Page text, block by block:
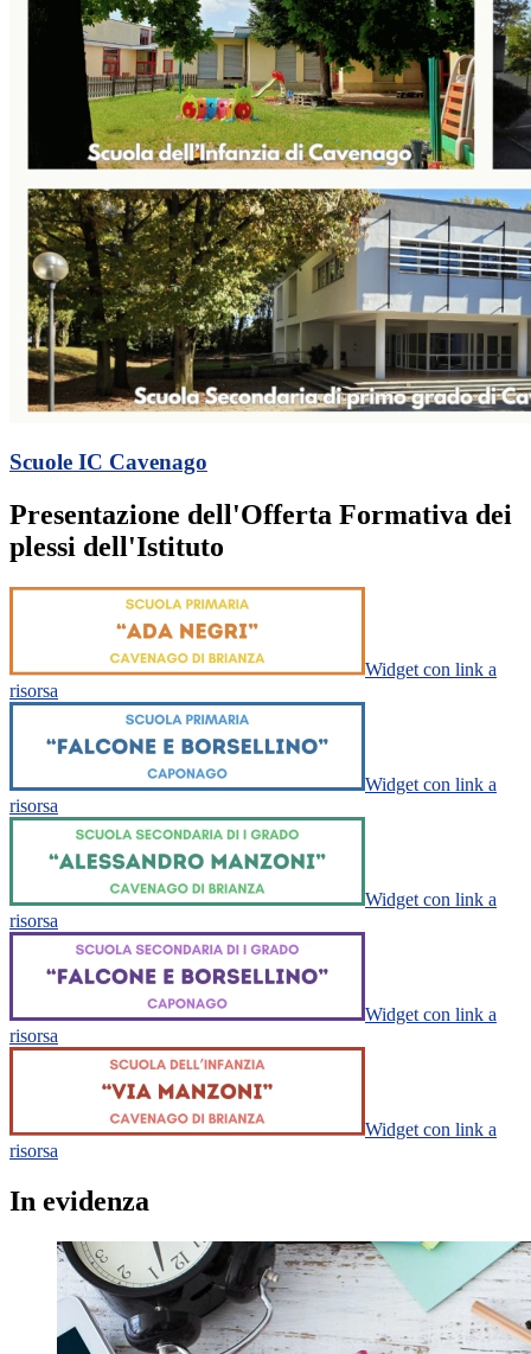
Scuole IC Cavenago
Presentazione dell'Offerta Formativa dei
plessi dell'Istituto
Widget con link a
risorsa
Widget con link a
risorsa
Widget con link a
risorsa
Widget con link a
risorsa
Widget con link a
risorsa
In evidenza